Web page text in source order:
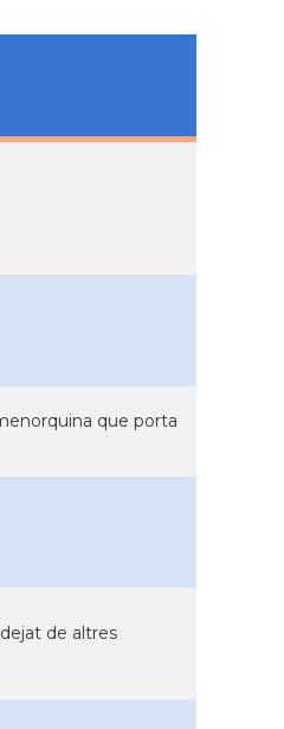
que porta
de altres